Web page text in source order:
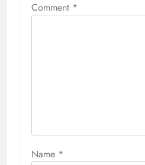
Comment *
Name *